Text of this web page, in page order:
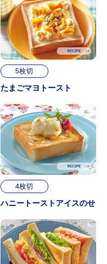
5枚切
たまごマヨトースト
4枚切
ハニートーストアイスのせ